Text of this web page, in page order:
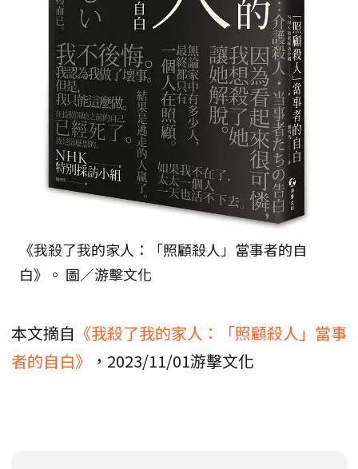
《我殺了我的家人：「照顧殺人」當事者的自
白》。 圖／游擊文化
本文摘自 《我殺了我的家人：「照顧殺人」當事
者的自白》
，2023/11/01游擊文化